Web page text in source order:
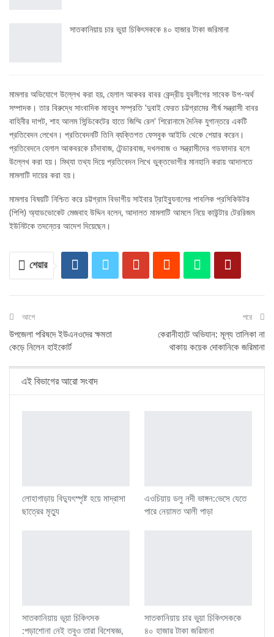
সাতকানিয়ায় চার ভুয়া চিকিৎসককে ৪০ হাজার টাকা জরিমানা
মামলার অভিযোগে উল্লেখ করা হয়, হেলাল আকবর বাবর কেন্দ্রীয় যুবলীগের সাবেক উপ-অর্থ
সম্পাদক। তার বিরুদ্ধে সাংবাদিক মাহবুব সম্প্রতি ‌‘দুবাই ফেরত চট্টগ্রামের শীর্ষ সন্ত্রাসী বাবর
বাহিনীর দাপট, শাহ আলম সিন্ডিকেটের হাতে জিম্মি রেল’ শিরোনামে দৈনিক যুগান্তরে একটি
প্রতিবেদন লেখেন। প্রতিবেদনটি তিনি ব্যক্তিগত ফেসবুক আইডি থেকে শেয়ার করেন।
প্রতিবেদনে হেলাল আকবরকে চাঁদাবাজ, টেন্ডারবাজ, দখলবাজ ও সন্ত্রাসীদের গডফাদার বলে
উল্লেখ করা হয়। মিথ্যা তথ্য দিয়ে প্রতিবেদন লিখে ভুক্তভোগীর মানহানি করায় আদালতে
মামলাটি দায়ের করা হয়।
মামলার বিষয়টি নিশ্চিত করে চট্টগ্রাম বিভাগীয় সাইবার ট্রাইব্যুনালের পাবলিক প্রসিকিউটর
(পিপি) অ্যাডভোকেট মেজবাহ উদ্দিন বলেন, আদালত মামলাটি আমলে নিয়ে কাউন্টার টেররিজম
ইউনিটকে তদন্তের আদেশ দিয়েছেন।
শেয়ার
আগে
উপজেলা পরিষদে ইউএনওদের ক্ষমতা
কেড়ে নিলেন হাইকোর্ট
পরে
কেরানীহাটে অভিযান: মূল্য তালিকা না
থাকায় কয়েক দোকানিকে জরিমানা
এই বিভাগের আরো সংবাদ
লোহাগাড়ায় বিদ্যুৎস্পৃষ্ট হয়ে মাদ্রাসা
ছাত্রের মৃত্যু
এওচিয়ায় ডলু নদী ভাঙ্গন:ভেসে যেতে
পারে নেয়ামত আলী পাড়া
সাতকানিয়ায় ভূয়া চিকিৎসক
:পড়াশোনা নেই তবুও তারা বিশেষজ্ঞ,
সাতকানিয়ায় চার ভুয়া চিকিৎসককে
৪০ হাজার টাকা জরিমানা